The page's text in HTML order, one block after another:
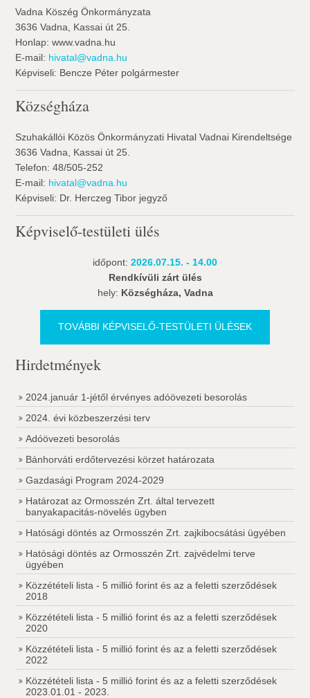
Vadna Köszég Önkormányzata
3636 Vadna, Kassai út 25.
Honlap: www.vadna.hu
E-mail: hivatal@vadna.hu
Képviseli: Bencze Péter polgármester
Községháza
Szuhakállói Közös Önkormányzati Hivatal Vadnai Kirendeltsége
3636 Vadna, Kassai út 25.
Telefon: 48/505-252
E-mail: hivatal@vadna.hu
Képviseli: Dr. Herczeg Tibor jegyző
Képviselő-testületi ülés
időpont: 2026.07.15. - 14.00
Rendkívüli zárt ülés
hely: Községháza, Vadna
TOVÁBBI KÉPVISELŐ-TESTÜLETI ÜLÉSEK
Hirdetmények
2024.január 1-jétől érvényes adóövezeti besorolás
2024. évi közbeszerzési terv
Adóövezeti besorolás
Bánhorváti erdőtervezési körzet határozata
Gazdasági Program 2024-2029
Határozat az Ormosszén Zrt. által tervezett
banyakapacitás-növelés ügyben
Hatósági döntés az Ormosszén Zrt. zajkibocsátási ügyében
Hatósági döntés az Ormosszén Zrt. zajvédelmi terve
ügyében
Közzétételi lista - 5 millió forint és az a feletti szerződések
2018
Közzétételi lista - 5 millió forint és az a feletti szerződések
2020
Közzétételi lista - 5 millió forint és az a feletti szerződések
2022
Közzétételi lista - 5 millió forint és az a feletti szerződések
2023.01.01 - 2023.